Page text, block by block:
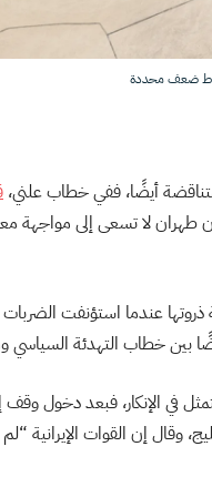
ضعف محددة
أيضًا، ففي خطاب علني،
طهران لا تسعى إلى مواجهة
ذروتها عندما استؤنفت
بين خطاب التهدئة السياسي
الإنكار، فبعد دخول وقف
وقال إن القوات الإيرانية